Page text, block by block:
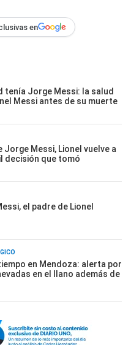
en
tenía Jorge Messi: la salud
Messi antes de su muerte
Jorge Messi, Lionel vuelve a
decisión que tomó
el padre de Lionel
en Mendoza: alerta por
en el llano además de